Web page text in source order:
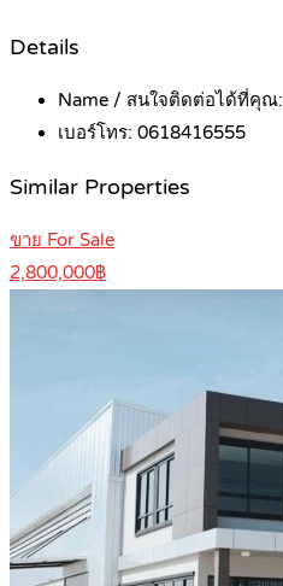
Details
Name / สนใจติดต่อได้ที่คุณ:
เบอร์โทร: 0618416555
Similar Properties
ขาย For Sale
2,800,000฿